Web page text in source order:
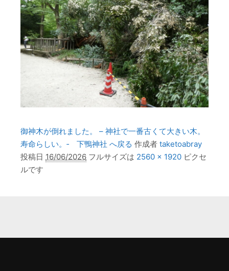
御神木が倒れました。 – 神社で一番古くて大きい木。
寿命らしい。‐ 下鴨神社 へ戻る 作成者 taketoabray
投稿日 16/06/2026 フルサイズは 2560 × 1920 ピクセ
ルです